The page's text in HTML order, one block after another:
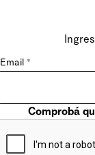
Email *
Comprobá